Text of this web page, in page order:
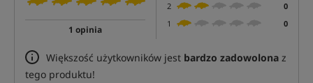
1 opinia
2
0
1
0
Większość użytkowników jest bardzo zadowolona z
tego produktu!